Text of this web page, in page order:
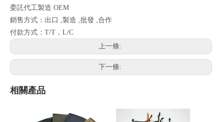
委託代工製造 OEM
銷售方式：出口 ,製造 ,批發 ,合作
付款方式：T/T，L/C
上一條:
下一條:
相關產品